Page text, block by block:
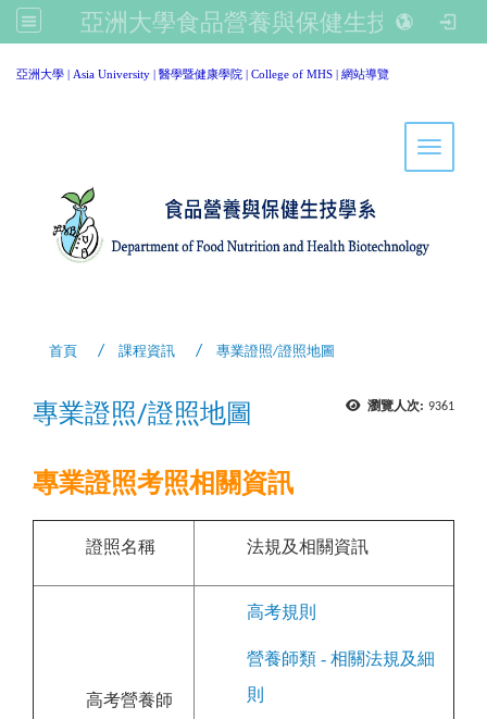
亞洲大學食品營養與保健生技學系
亞洲大學 | Asia University | 醫學暨健康學院 | College of MHS | 網站導覽
Toggle
首頁 課程資訊 專業證照/證照地圖
瀏覽人次: 9361
專業證照/證照地圖
專業證照考照相關資訊
證照名稱 法規及相關資訊
高考營養師
高考規則
營養師類 - 相關法規及細
則